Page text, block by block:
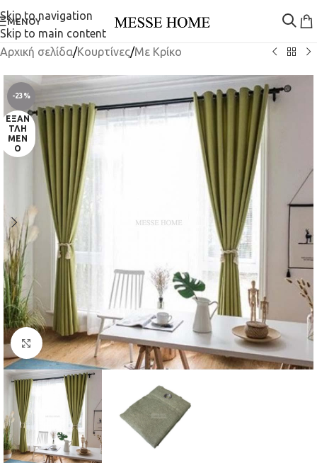
Skip to navigation
Skip to main content
ΜΕΝΟΎ
Αρχική σελίδα/Κουρτίνες/Mε Κρίκο
-23%
ΕΞΑΝ
ΤΛΗ
ΜΈΝ
Ο
Κλικ για μεγέθυνση